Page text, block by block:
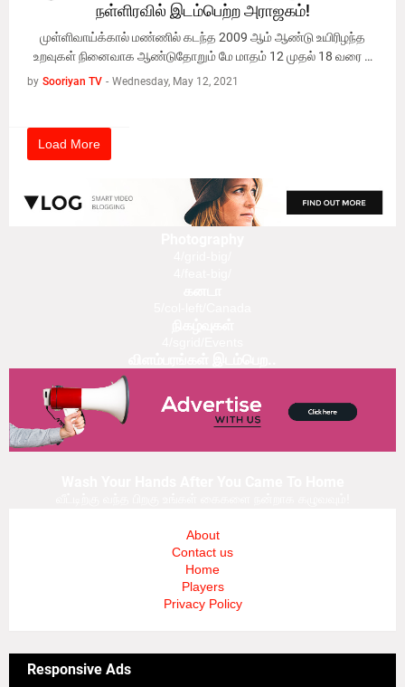
About
Contact us
Home
Players
Privacy Policy
Responsive Ads
நள்ளிரவில் இடம்பெற்ற அராஜகம்!
முள்ளிவாய்க்கால் மண்ணில் கடந்த 2009 ஆம் ஆண்டு உயிரிழந்த
உறவுகள் நினைவாக ஆண்டுதோறும் மே மாதம் 12 முதல் 18 வரை …
by Sooriyan TV - Wednesday, May 12, 2021
Load More